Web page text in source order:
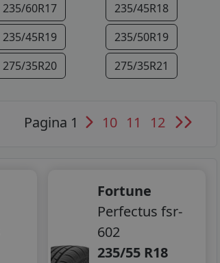
235/60R17
235/45R18
235/45R19
235/50R19
275/35R20 275/35R21
Pagina 1 10 11 12
Fortune
Perfectus fsr-
602
235/55 R18